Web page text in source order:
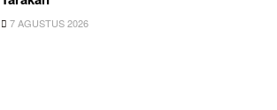
7 AGUSTUS 2026